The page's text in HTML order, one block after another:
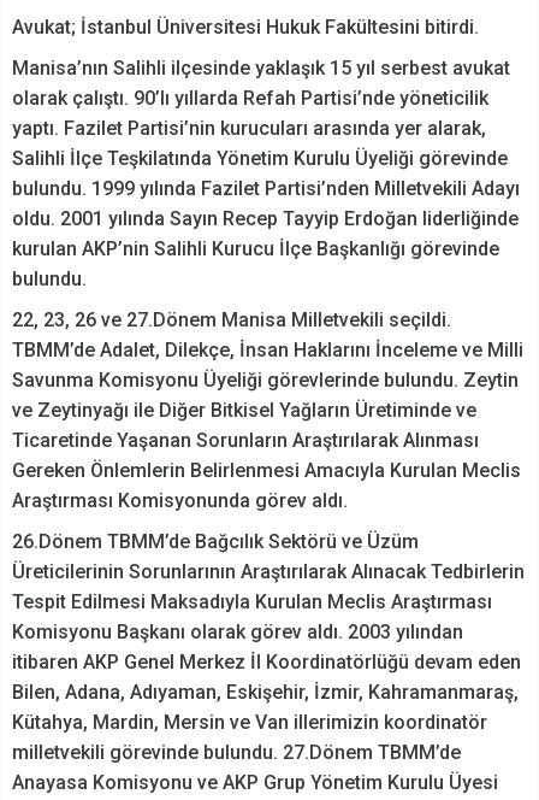
Avukat; İstanbul Üniversitesi Hukuk Fakültesini bitirdi.
Manisa’nın Salihli ilçesinde yaklaşık 15 yıl serbest avukat
olarak çalıştı. 90’lı yıllarda Refah Partisi’nde yöneticilik
yaptı. Fazilet Partisi’nin kurucuları arasında yer alarak,
Salihli İlçe Teşkilatında Yönetim Kurulu Üyeliği görevinde
bulundu. 1999 yılında Fazilet Partisi’nden Milletvekili Adayı
oldu. 2001 yılında Sayın Recep Tayyip Erdoğan liderliğinde
kurulan AKP’nin Salihli Kurucu İlçe Başkanlığı görevinde
bulundu.
22, 23, 26 ve 27.Dönem Manisa Milletvekili seçildi.
TBMM’de Adalet, Dilekçe, İnsan Haklarını İnceleme ve Milli
Savunma Komisyonu Üyeliği görevlerinde bulundu. Zeytin
ve Zeytinyağı ile Diğer Bitkisel Yağların Üretiminde ve
Ticaretinde Yaşanan Sorunların Araştırılarak Alınması
Gereken Önlemlerin Belirlenmesi Amacıyla Kurulan Meclis
Araştırması Komisyonunda görev aldı.
26.Dönem TBMM’de Bağcılık Sektörü ve Üzüm
Üreticilerinin Sorunlarının Araştırılarak Alınacak Tedbirlerin
Tespit Edilmesi Maksadıyla Kurulan Meclis Araştırması
Komisyonu Başkanı olarak görev aldı. 2003 yılından
itibaren AKP Genel Merkez İl Koordinatörlüğü devam eden
Bilen, Adana, Adıyaman, Eskişehir, İzmir, Kahramanmaraş,
Kütahya, Mardin, Mersin ve Van illerimizin koordinatör
milletvekili görevinde bulundu. 27.Dönem TBMM’de
Anayasa Komisyonu ve AKP Grup Yönetim Kurulu Üyesi